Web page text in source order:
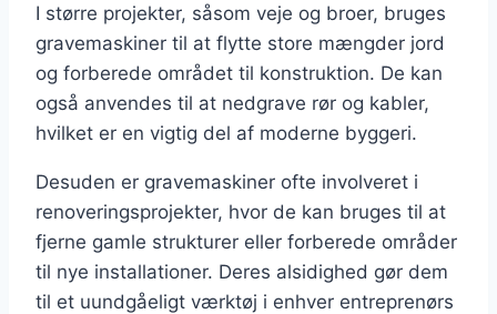
I større projekter, såsom veje og broer, bruges
gravemaskiner til at flytte store mængder jord
og forberede området til konstruktion. De kan
også anvendes til at nedgrave rør og kabler,
hvilket er en vigtig del af moderne byggeri.
Desuden er gravemaskiner ofte involveret i
renoveringsprojekter, hvor de kan bruges til at
fjerne gamle strukturer eller forberede områder
til nye installationer. Deres alsidighed gør dem
til et uundgåeligt værktøj i enhver entreprenørs